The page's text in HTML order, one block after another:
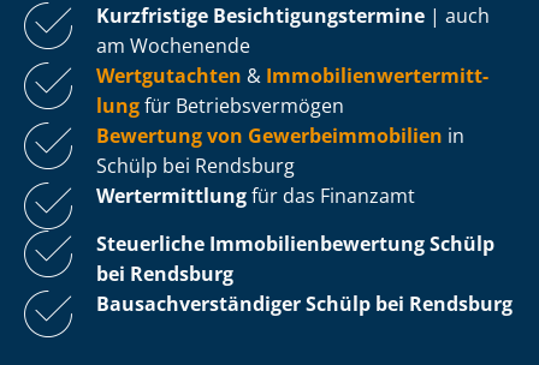
Kurzfristige Be­sich­ti­gungs­ter­mi­ne | auch
am Wochenende
Wertgutachten & Im­mo­bi­li­en­wert­ermitt­
lungfür Be­triebs­ver­mö­gen
Bewertung von Ge­wer­be­im­mo­bi­li­en in
Schülp bei Rendsburg
Wertermittlungfür das Finanzamt
Steuerliche Im­mo­bi­li­en­be­wer­tungSchülp
bei Rendsburg
Bau­sach­ver­stän­di­ger Schülp bei Rendsburg